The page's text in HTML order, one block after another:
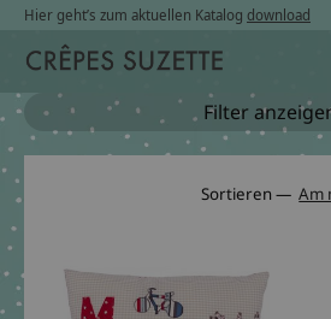
Hier geht’s zum aktuellen Katalog download
Filter
Sortieren — Am